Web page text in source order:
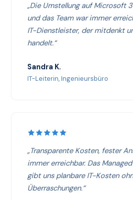
„Die Umstellung auf Microsoft
und das Team war immer
IT-Dienstleister, der mitdenkt
handelt.“
Sandra K.
IT-Leiterin, Ingenieursbüro
„Transparente Kosten, fester
immer erreichbar. Das
gibt uns planbare IT-Kosten
Überraschungen.“